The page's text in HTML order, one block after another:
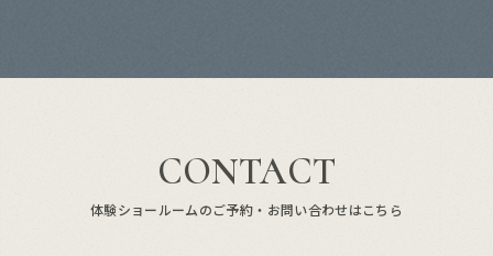
CONTACT
体験ショールームのご予約・お問い合わせはこちら